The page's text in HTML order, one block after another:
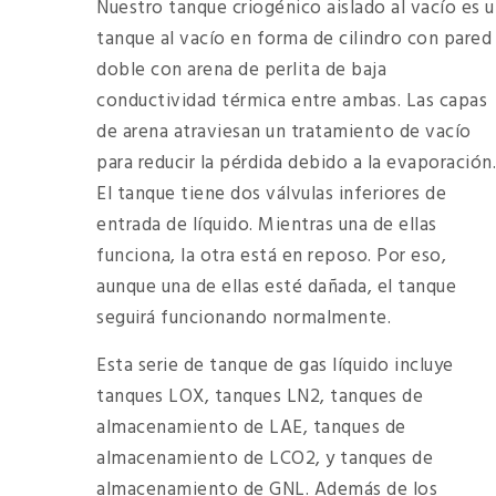
Nuestro tanque criogénico aislado al vacío es
tanque al vacío en forma de cilindro con pared
doble con arena de perlita de baja
conductividad térmica entre ambas. Las capas
de arena atraviesan un tratamiento de vacío
para reducir la pérdida debido a la evaporación.
El tanque tiene dos válvulas inferiores de
entrada de líquido. Mientras una de ellas
funciona, la otra está en reposo. Por eso,
aunque una de ellas esté dañada, el tanque
seguirá funcionando normalmente.
Esta serie de tanque de gas líquido incluye
tanques LOX, tanques LN2, tanques de
almacenamiento de LAE, tanques de
almacenamiento de LCO2, y tanques de
almacenamiento de GNL. Además de los